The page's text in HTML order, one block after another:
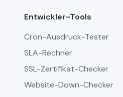
Entwickler-Tools
Cron-Ausdruck-Tester
SLA-Rechner
SSL-Zertifikat-Checker
Website-Down-Checker